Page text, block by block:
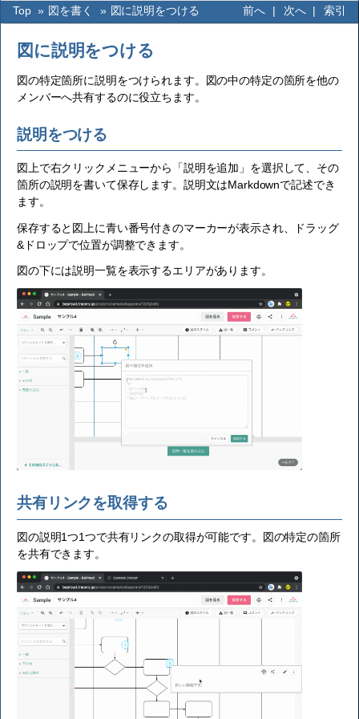
索引
次へ |
前へ |
Top » 図を書く » 図に説明をつける
図に説明をつける
図の特定箇所に説明をつけられます。図の中の特定の箇所を他の
メンバーへ共有するのに役立ちます。
説明をつける
図上で右クリックメニューから「説明を追加」を選択して、その
箇所の説明を書いて保存します。説明文はMarkdownで記述でき
ます。
保存すると図上に青い番号付きのマーカーが表示され、ドラッグ
&ドロップで位置が調整できます。
図の下には説明一覧を表示するエリアがあります。
共有リンクを取得する
図の説明1つ1つで共有リンクの取得が可能です。図の特定の箇所
を共有できます。